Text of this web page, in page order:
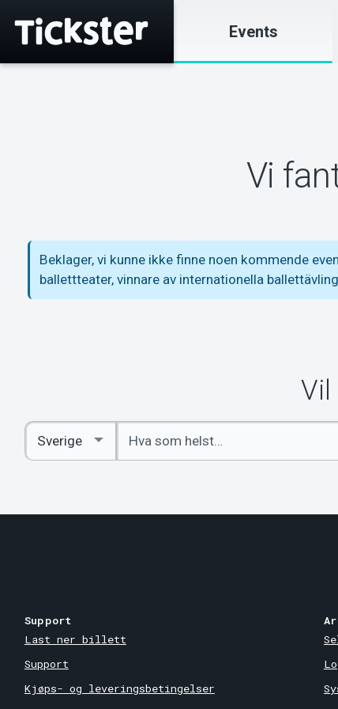
Events
Vi
Beklager, vi kunne ikke finne noen kommende
ballettteater, vinnare av internationella
Vil
Angi
nøkkelord
Select
Country
Support
Last ner billett
Support
Kjøps- og leveringsbetingelser